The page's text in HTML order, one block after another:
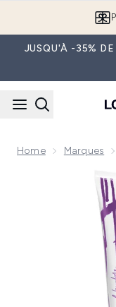
JUSQU'À -35% DE
Home Marques
Now showing image